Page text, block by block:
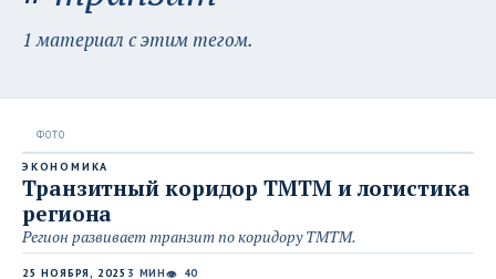
1 материал с этим тегом.
ЭКОНОМИКА
Транзитный коридор ТМТМ и логистика
региона
Регион развивает транзит по коридору ТМТМ.
25 НОЯБРЯ, 2025 3 МИН👁 40